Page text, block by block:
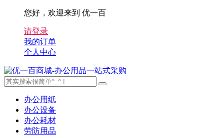
您好，欢迎来到 优一百
请登录
我的订单
个人中心
办公用纸
办公设备
办公耗材
劳防用品